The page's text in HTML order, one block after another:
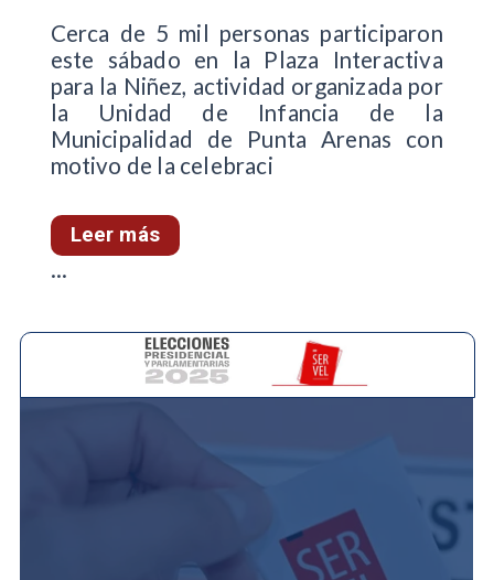
Cerca de 5 mil personas participaron
este sábado en la Plaza Interactiva
para la Niñez, actividad organizada por
la Unidad de Infancia de la
Municipalidad de Punta Arenas con
motivo de la celebraci
Leer más
...